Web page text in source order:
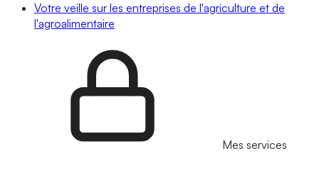
Votre veille sur les entreprises de l'agriculture et de
l'agroalimentaire
Mes services